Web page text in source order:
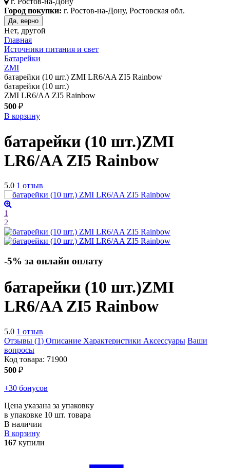
Город покупки: г. Ростов-на-Дону, Ростовская обл.
Да, верно
Нет, другой
Главная
Источники питания и свет
Батарейки
ZMI
батарейки (10 шт.) ZMI LR6/AA ZI5 Rainbow
батарейки (10 шт.)
ZMI LR6/AA ZI5 Rainbow
500 ₽
В корзину
батарейки (10 шт.)ZMI
LR6/AA ZI5 Rainbow
5.0 1 отзыв
1
2
-5% за онлайн оплату
батарейки (10 шт.)ZMI
LR6/AA ZI5 Rainbow
5.0 1 отзыв
Отзывы (1) Описание Характеристики Аксессуары Ваши
вопросы
Код товара: 71900
500 ₽
+30 бонусов
Цена указана за упаковку
в упаковке 10 шт. товара
В наличии
В корзину
167 купили